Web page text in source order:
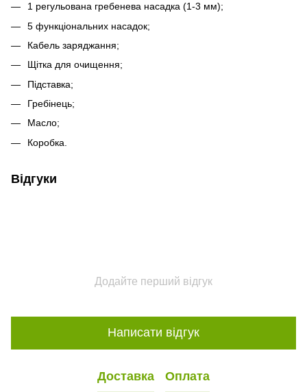
1 регульована гребенева насадка (1-3 мм);
5 функціональних насадок;
Кабель заряджання;
Щітка для очищення;
Підставка;
Гребінець;
Масло;
Коробка.
Відгуки
Додайте перший відгук
Написати відгук
Доставка Оплата